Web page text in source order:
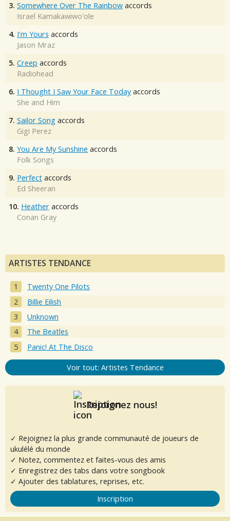
3. Somewhere Over The Rainbow accords
Israel Kamakawiwo'ole
4. I'm Yours accords
Jason Mraz
5. Creep accords
Radiohead
6. I Thought I Saw Your Face Today accords
She and Him
7. Sailor Song accords
Gigi Perez
8. You Are My Sunshine accords
Folk Songs
9. Perfect accords
Ed Sheeran
10. Heather accords
Conan Gray
ARTISTES TENDANCE
Twenty One Pilots
Billie Eilish
Unknown
The Beatles
Panic! At The Disco
Voir tout: Artistes Tendance
Rejoignez nous!
✓ Rejoignez la plus grande communauté de joueurs de
ukulélé du monde
✓ Notez, commentez et faites-vous des amis
✓ Enregistrez des tabs dans votre songbook
✓ Ajouter des tablatures, reprises, etc.
Inscription